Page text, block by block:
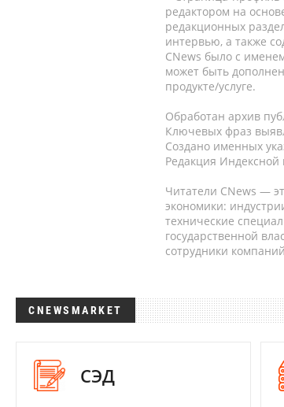
редактором на
редакционных
интервью, а также
CNews было с
может быть
продукте/услуге.
Обработан архив
Ключевых фраз
Создано именных
Редакция Индексной
Читатели CNews —
экономики:
технические
государственной
сотрудники
CNEWSMARKET
СЭД